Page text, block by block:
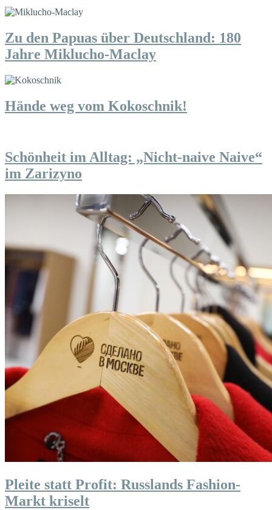
Zu den Papuas über Deutschland: 180
Jahre Miklucho-Maclay
Hände weg vom Kokoschnik!
Schönheit im Alltag: „Nicht-naive Naive“
im Zarizyno
Pleite statt Profit: Russlands Fashion-
Markt kriselt